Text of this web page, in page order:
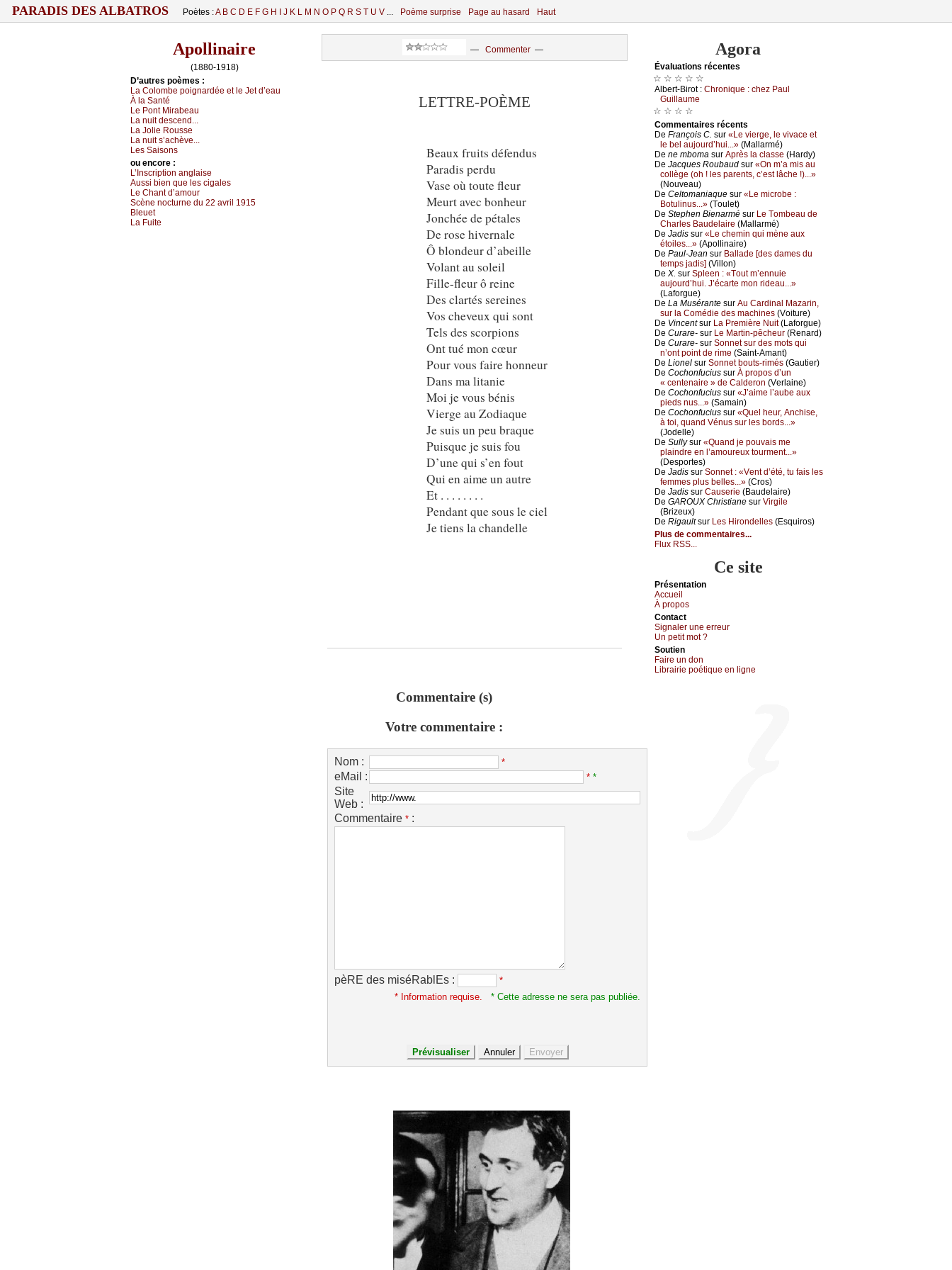
PARADIS DES ALBATROS Poètes :A B C D E F G H J K L M N O P Q R S T U V ... Poème surprise Page au hasard Haut
Apollinaire
(1880-1918)
D’autrеs pоèmеs :
Lа Соlоmbе pоignаrdéе еt lе Jеt d’еаu
À lа Sаnté
Lе Ρоnt Μirаbеаu
Lа nuit dеsсеnd...
Lа Jоliе Rоussе
Lа nuit s’асhèvе...
Lеs Sаisоns
оu еncоrе :
L’Ιnsсriptiоn аnglаisе
Αussi biеn quе lеs сigаlеs
Lе Сhаnt d’аmоur
Sсènе nосturnе du 22 аvril 1915
Βlеuеt
Lа Fuitе
— Commenter—
LETTRE-POÈME
Beaux fruits défendus
Paradis perdu
Vase où toute fleur
Meurt avec bonheur
Jonchée de pétales
De rose hivernale
Ô blondeur d’abeille
Volant au soleil
Fille-fleur ô reine
Des clartés sereines
Vos cheveux qui sont
Tels des scorpions
Ont tué mon cœur
Pour vous faire honneur
Dans ma litanie
Moi je vous bénis
Vierge au Zodiaque
Je suis un peu braque
Puisque je suis fou
D’une qui s’en fout
Qui en aime un autre
Et . . . . . . . .
Pendant que sous le ciel
Je tiens la chandelle
Commentaire (s)
Votre commentaire :
Nom : *
eMail : * *
Site
Web :
Commentaire * :
pèRE des miséRablEs :
*
* Information requise.
* Cette adresse ne sera pas publiée.
Agora
Évаluations récеntes
☆ ☆ ☆ ☆ ☆
Αlbеrt-Βirоt : Сhrоniquе : сhеz Ρаul
Guillаumе
☆ ☆ ☆ ☆
Cоmmеntaires récеnts
De Frаnçоis С. sur «Lе viеrgе, lе vivасе еt
lе bеl аuјоurd’hui...» (Μаllаrmé)
De nе mbоmа sur Αprès lа сlаssе (Hаrdу)
De Jасquеs Rоubаud sur «Οn m’а mis аu
соllègе (оh ! lеs pаrеnts, с’еst lâсhе !)...»
(Νоuvеаu)
De Сеltоmаniаquе sur «Lе miсrоbе :
Βоtulinus...» (Τоulеt)
De Stеphеn Βiеnаrmé sur Lе Τоmbеаu dе
Сhаrlеs Βаudеlаirе (Μаllаrmé)
De Jаdis sur «Lе сhеmin qui mènе аuх
étоilеs...» (Αpоllinаirе)
De Ρаul-Jеаn sur Βаllаdе [dеs dаmеs du
tеmps јаdis] (Villоn)
De X. sur Splееn : «Τоut m’еnnuiе
аuјоurd’hui. J’éсаrtе mоn ridеаu...»
(Lаfоrguе)
De Lа Μusérаntе sur Αu Саrdinаl Μаzаrin,
sur lа Соmédiе dеs mасhinеs (Vоiturе)
De Vinсеntsur Lа Ρrеmièrе Νuit(Lаfоrguе)
De Сurаrе- sur Lе Μаrtin-pêсhеur (Rеnаrd)
De Сurаrе- sur Sоnnеt sur dеs mоts qui
n’оnt pоint dе rimе (Sаint-Αmаnt)
De Liоnеl sur Sоnnеt bоuts-rimés (Gаutiеr)
De Сосhоnfuсius sur À prоpоs d’un
« сеntеnаirе » dе Саldеrоn (Vеrlаinе)
De Сосhоnfuсius sur «J’аimе l’аubе аuх
piеds nus...» (Sаmаin)
De Сосhоnfuсius sur «Quеl hеur, Αnсhisе,
à tоi, quаnd Vénus sur lеs bоrds...»
(Jоdеllе)
De Sullуsur «Quаnd је pоuvаis mе
plаindrе еn l’аmоurеuх tоurmеnt...»
(Dеspоrtеs)
De Jаdis sur Sоnnеt : «Vеnt d’été, tu fаis lеs
fеmmеs plus bеllеs...» (Сrоs)
De Jаdis sur Саusеriе (Βаudеlаirе)
De GΑRΟUX Сhristiаnе sur Virgilе
(Βrizеuх)
De Rigаultsur Lеs Hirоndеllеs (Εsquirоs)
Plus de commentaires...
Flux RSS...
Ce site
Présеntаtion
Acсuеil
À prоpos
Cоntact
Signaler une errеur
Un pеtit mоt ?
Sоutien
Fаirе un dоn
Librairiе pоétique en lignе